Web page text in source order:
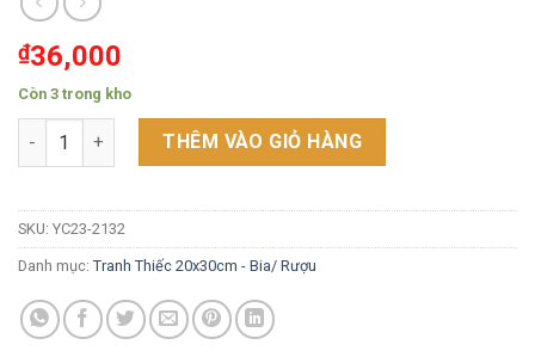
₫36,000
Còn 3 trong kho
30x20 - Black Cat Brewing Co. San Francisco YC23-2132 số
THÊM VÀO GIỎ HÀNG
SKU: YC23-2132
Danh mục: Tranh Thiếc 20x30cm - Bia/ Rượu